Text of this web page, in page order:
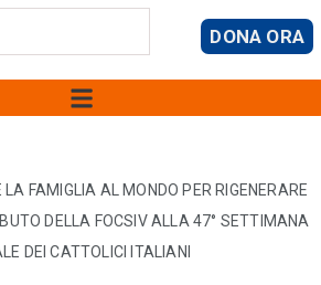
DONA ORA
LA FAMIGLIA AL MONDO PER RIGENERARE
DELLA FOCSIV ALLA 47° SETTIMANA
DEI CATTOLICI ITALIANI